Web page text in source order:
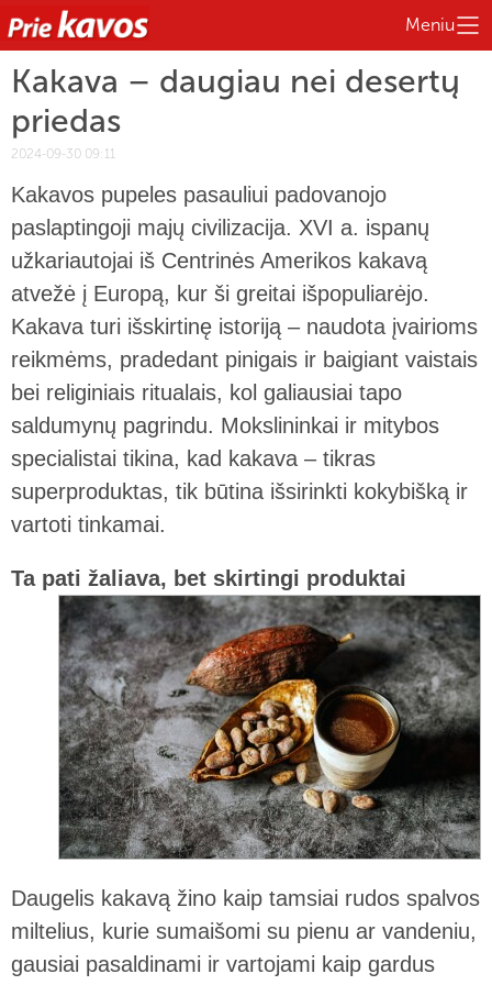
Meniu
Kakava – daugiau nei desertų
priedas
2024-09-30 09:11
Kakavos pupeles pasauliui padovanojo
paslaptingoji majų civilizacija. XVI a. ispanų
užkariautojai iš Centrinės Amerikos kakavą
atvežė į Europą, kur ši greitai išpopuliarėjo.
Kakava turi išskirtinę istoriją – naudota įvairioms
reikmėms, pradedant pinigais ir baigiant vaistais
bei religiniais ritualais, kol galiausiai tapo
saldumynų pagrindu. Mokslininkai ir mitybos
specialistai tikina, kad kakava – tikras
superproduktas, tik būtina išsirinkti kokybišką ir
vartoti tinkamai.
Ta pati žaliava, bet skirtingi produktai
Daugelis kakavą žino kaip tamsiai rudos spalvos
miltelius, kurie sumaišomi su pienu ar vandeniu,
gausiai pasaldinami ir vartojami kaip gardus